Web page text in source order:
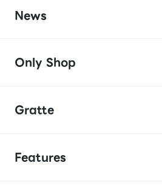
News
Only Shop
Gratte
Features